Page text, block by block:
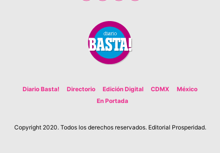
Diario Basta! Directorio Edición Digital CDMX
México
En Portada
Copyright 2020. Todos los derechos reservados. Editorial Prosperidad.